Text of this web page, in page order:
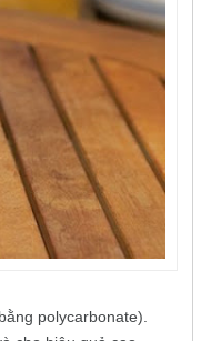
polycarbonate).